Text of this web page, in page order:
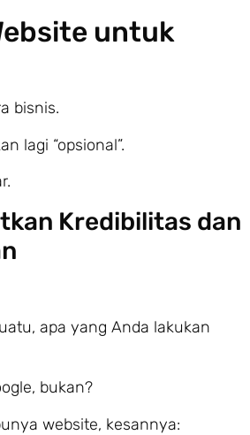
untuk
bisnis.
lagi “opsional”.
Kredibilitas dan
apa yang Anda lakukan
bukan?
website, kesannya: